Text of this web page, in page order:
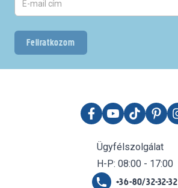
Feliratkozom
Ügyfélszolgálat
H-P: 08:00 - 17:00
+36-80/32-32-32